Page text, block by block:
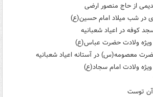
از حاج منصور ارضی
شب میلاد امام حسین(ع)
کوفه در اعیاد شعبانیه
ولادت حضرت عباس(ع)
معصومه(س) در آستانه اعیاد شعبانیه
ولادت امام سجاد(ع)
آن توست